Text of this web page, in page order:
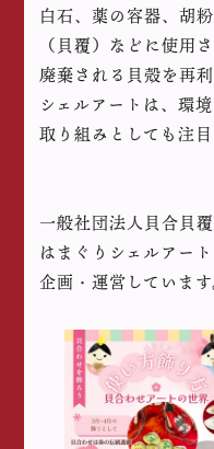
白石、薬の容器、胡
（貝覆）などに使用
廃棄される貝殻を再
シェルアートは、環
取り組みとしても注目
一般社団法人貝合貝
はまぐりシェルアー
企画・運営しています